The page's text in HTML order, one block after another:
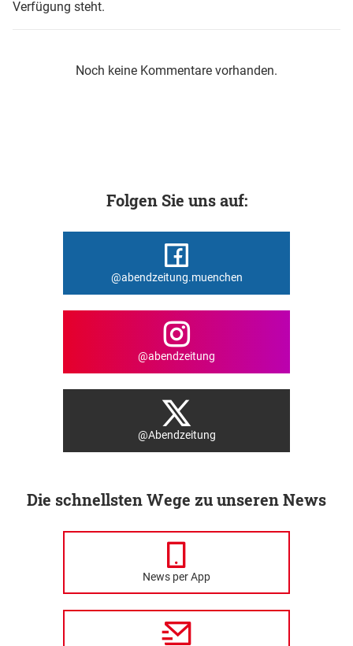
Verfügung steht.
Noch keine Kommentare vorhanden.
Folgen Sie uns auf:
@abendzeitung.muenchen
@abendzeitung
@Abendzeitung
Die schnellsten Wege zu unseren News
News per App